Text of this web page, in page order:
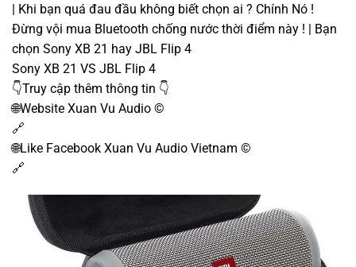
| Khi bạn quá đau đầu không biết chọn ai ? Chính Nó !
Đừng vội mua Bluetooth chống nước thời điểm này ! | Bạn
chọn Sony XB 21 hay JBL Flip 4
Sony XB 21 VS JBL Flip 4
👇Truy cập thêm thông tin 👇
🌐Website Xuan Vu Audio ©️
🔗
🌐Like Facebook Xuan Vu Audio Vietnam ©️
🔗